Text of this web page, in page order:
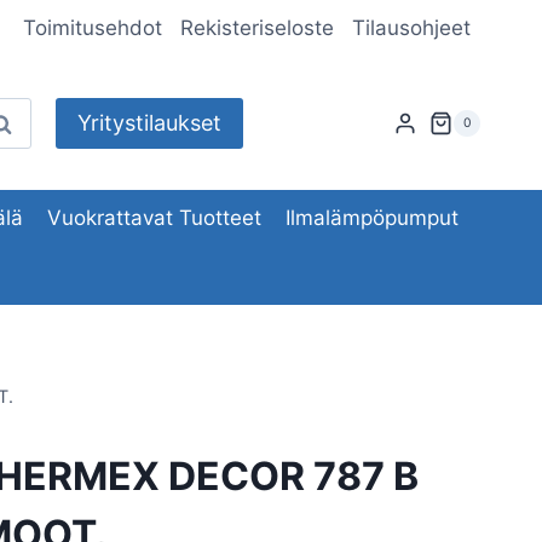
Toimitusehdot Rekisteriseloste Tilausohjeet
Yritystilaukset 0
Vuokrattavat Tuotteet Ilmalämpöpumput
DECOR 787 B